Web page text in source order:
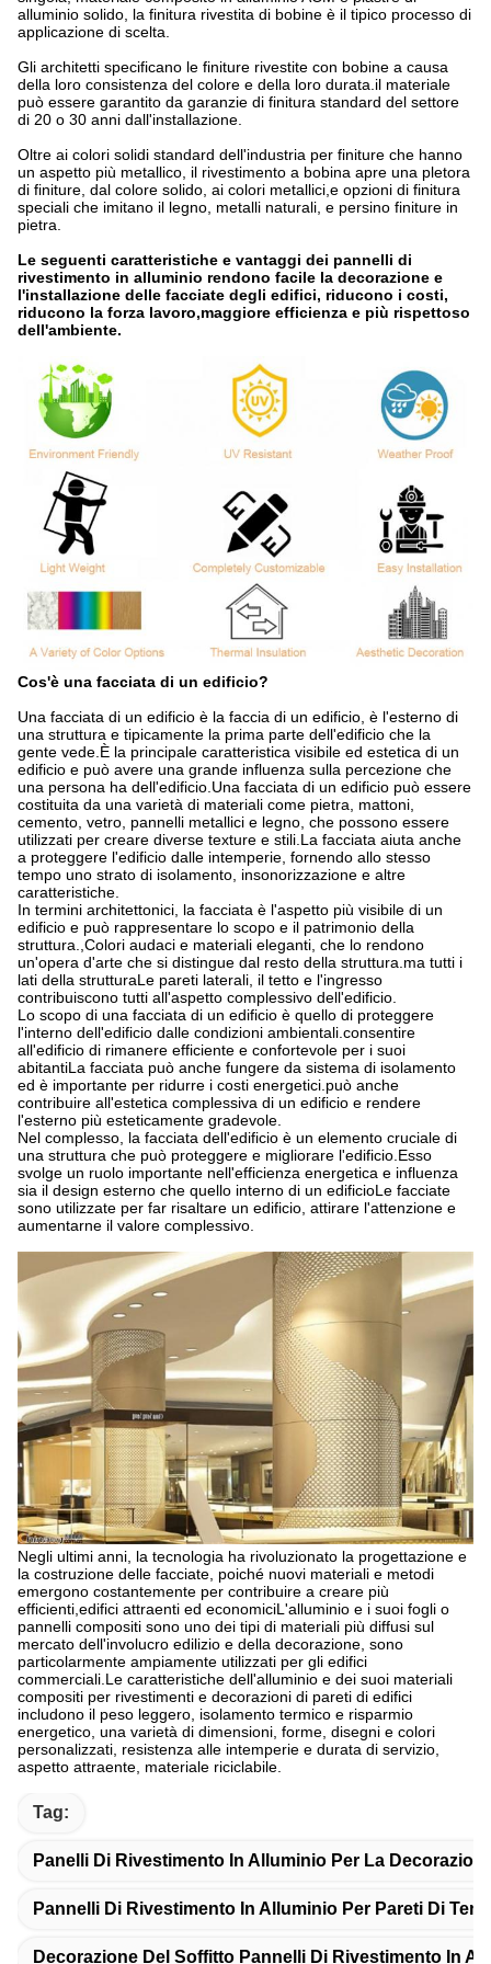
alluminio solido, la finitura rivestita di bobine è il tipico processo di
applicazione di scelta.
Gli architetti specificano le finiture rivestite con bobine a causa
della loro consistenza del colore e della loro durata.il materiale
può essere garantito da garanzie di finitura standard del settore
di 20 o 30 anni dall'installazione.
Oltre ai colori solidi standard dell'industria per finiture che hanno
un aspetto più metallico, il rivestimento a bobina apre una pletora
di finiture, dal colore solido, ai colori metallici,e opzioni di finitura
speciali che imitano il legno, metalli naturali, e persino finiture in
pietra.
Le seguenti caratteristiche e vantaggi dei pannelli di
rivestimento in alluminio rendono facile la decorazione e
l'installazione delle facciate degli edifici, riducono i costi,
riducono la forza lavoro,maggiore efficienza e più rispettoso
dell'ambiente.
Cos'è una facciata di un edificio?
Una facciata di un edificio è la faccia di un edificio, è l'esterno di
una struttura e tipicamente la prima parte dell'edificio che la
gente vede.È la principale caratteristica visibile ed estetica di un
edificio e può avere una grande influenza sulla percezione che
una persona ha dell'edificio.Una facciata di un edificio può essere
costituita da una varietà di materiali come pietra, mattoni,
cemento, vetro, pannelli metallici e legno, che possono essere
utilizzati per creare diverse texture e stili.La facciata aiuta anche
a proteggere l'edificio dalle intemperie, fornendo allo stesso
tempo uno strato di isolamento, insonorizzazione e altre
caratteristiche.
In termini architettonici, la facciata è l'aspetto più visibile di un
edificio e può rappresentare lo scopo e il patrimonio della
struttura.,Colori audaci e materiali eleganti, che lo rendono
un'opera d'arte che si distingue dal resto della struttura.ma tutti i
lati della strutturaLe pareti laterali, il tetto e l'ingresso
contribuiscono tutti all'aspetto complessivo dell'edificio.
Lo scopo di una facciata di un edificio è quello di proteggere
l'interno dell'edificio dalle condizioni ambientali.consentire
all'edificio di rimanere efficiente e confortevole per i suoi
abitantiLa facciata può anche fungere da sistema di isolamento
ed è importante per ridurre i costi energetici.può anche
contribuire all'estetica complessiva di un edificio e rendere
l'esterno più esteticamente gradevole.
Nel complesso, la facciata dell'edificio è un elemento cruciale di
una struttura che può proteggere e migliorare l'edificio.Esso
svolge un ruolo importante nell'efficienza energetica e influenza
sia il design esterno che quello interno di un edificioLe facciate
sono utilizzate per far risaltare un edificio, attirare l'attenzione e
aumentarne il valore complessivo.
Negli ultimi anni, la tecnologia ha rivoluzionato la progettazione e
la costruzione delle facciate, poiché nuovi materiali e metodi
emergono costantemente per contribuire a creare più
efficienti,edifici attraenti ed economiciL'alluminio e i suoi fogli o
pannelli compositi sono uno dei tipi di materiali più diffusi sul
mercato dell'involucro edilizio e della decorazione, sono
particolarmente ampiamente utilizzati per gli edifici
commerciali.Le caratteristiche dell'alluminio e dei suoi materiali
compositi per rivestimenti e decorazioni di pareti di edifici
includono il peso leggero, isolamento termico e risparmio
energetico, una varietà di dimensioni, forme, disegni e colori
personalizzati, resistenza alle intemperie e durata di servizio,
aspetto attraente, materiale riciclabile.
Tag:
Panelli Di Rivestimento In Alluminio Per La
Pannelli Di Rivestimento In Alluminio Per Pareti Di
Decorazione Del Soffitto Pannelli Di Rivestimento In